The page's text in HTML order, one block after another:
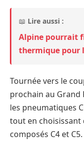
📖 Lire aussi :
Alpine pourrait
thermique pour
Tournée vers le
prochain au Grand
les pneumatiques
tout en choisissant
composés C4 et C5.